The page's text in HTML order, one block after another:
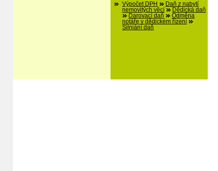
Výpočet DPH
Daň z nabytí
nemovitých věcí
Dědická daň
Darovací daň
Odměna
notáře v dědickém řízení
Silniání daň